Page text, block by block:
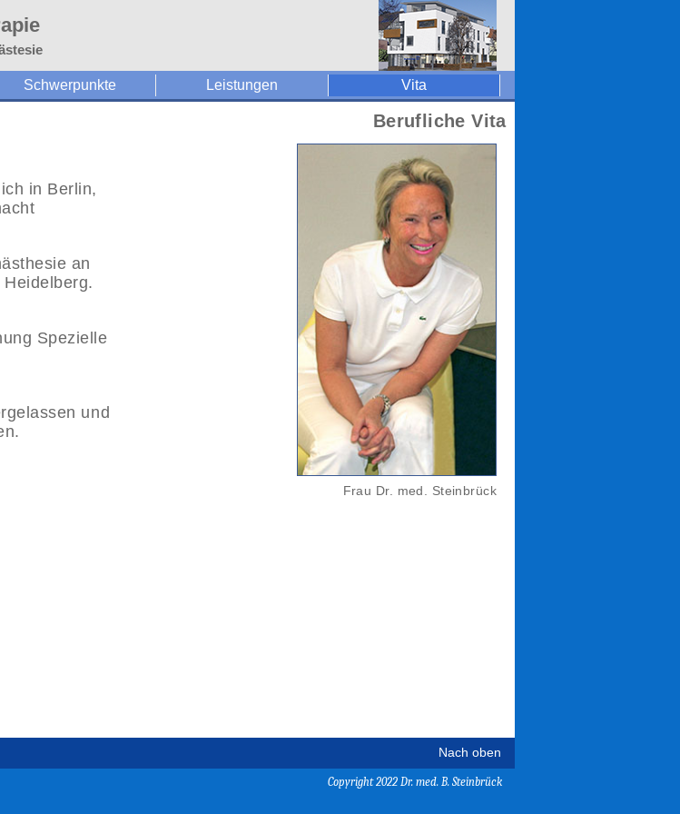
Schwerpunkte Leistungen Vita
Berufliche Vita
in Berlin,
an
Spezielle
und
Frau Dr. med. Steinbrück
Nach oben
Copyright 2022 Dr. med. B. Steinbrück